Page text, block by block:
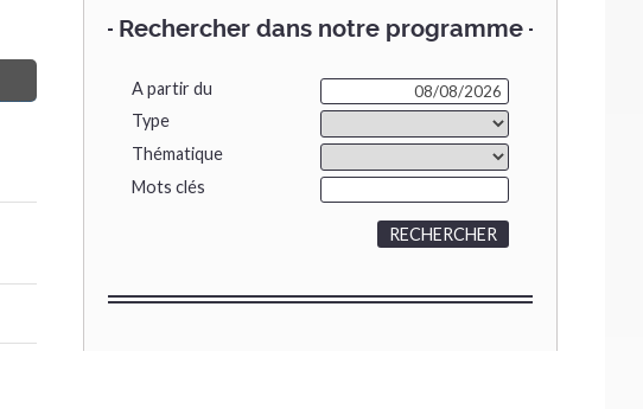
Rechercher dans notre programme
A partir du
Type
Thématique
Mots clés